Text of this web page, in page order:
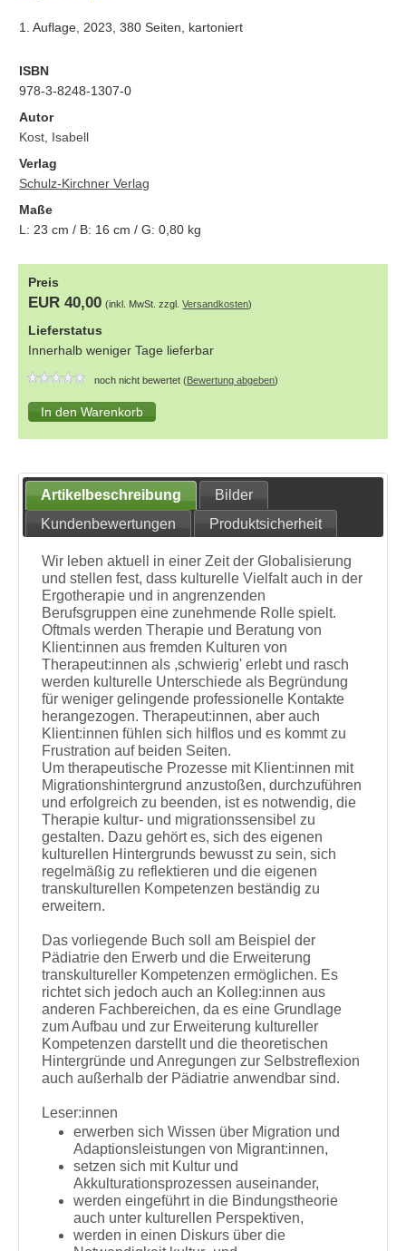
1. Auflage, 2023, 380 Seiten, kartoniert
ISBN
978-3-8248-1307-0
Autor
Kost, Isabell
Verlag
Schulz-Kirchner Verlag
Maße
L: 23 cm / B: 16 cm / G:0,80 kg
Preis
EUR 40,00 (inkl. MwSt. zzgl.Versandkosten)
Lieferstatus
Innerhalb weniger Tage lieferbar
noch nicht bewertet (Bewertung abgeben)
Artikelbeschreibung
Bilder
Kundenbewertungen
Produktsicherheit
Wir leben aktuell in einer Zeit der Globalisierung
und stellen fest, dass kulturelle Vielfalt auch in der
Ergotherapie und in angrenzenden
Berufsgruppen eine zunehmende Rolle spielt.
Oftmals werden Therapie und Beratung von
Klient:innen aus fremden Kulturen von
Therapeut:innen als ,schwierig' erlebt und rasch
werden kulturelle Unterschiede als Begründung
für weniger gelingende professionelle Kontakte
herangezogen. Therapeut:innen, aber auch
Klient:innen fühlen sich hilflos und es kommt zu
Frustration auf beiden Seiten.
Um therapeutische Prozesse mit Klient:innen mit
Migrationshintergrund anzustoßen, durchzuführen
und erfolgreich zu beenden, ist es notwendig, die
Therapie kultur- und migrationssensibel zu
gestalten. Dazu gehört es, sich des eigenen
kulturellen Hintergrunds bewusst zu sein, sich
regelmäßig zu reflektieren und die eigenen
transkulturellen Kompetenzen beständig zu
erweitern.
Das vorliegende Buch soll am Beispiel der
Pädiatrie den Erwerb und die Erweiterung
transkultureller Kompetenzen ermöglichen. Es
richtet sich jedoch auch an Kolleg:innen aus
anderen Fachbereichen, da es eine Grundlage
zum Aufbau und zur Erweiterung kultureller
Kompetenzen darstellt und die theoretischen
Hintergründe und Anregungen zur Selbstreflexion
auch außerhalb der Pädiatrie anwendbar sind.
Leser:innen
erwerben sich Wissen über Migration und
Adaptionsleistungen von Migrant:innen,
setzen sich mit Kultur und
Akkulturationsprozessen auseinander,
werden eingeführt in die Bindungstheorie
auch unter kulturellen Perspektiven,
werden in einen Diskurs über die